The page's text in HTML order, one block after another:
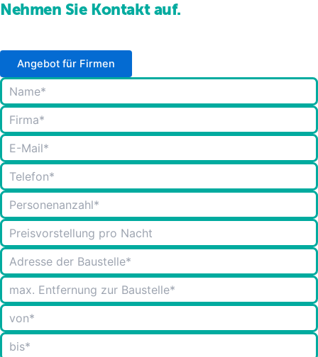
Nehmen Sie Kontakt auf.
Angebot für Firmen